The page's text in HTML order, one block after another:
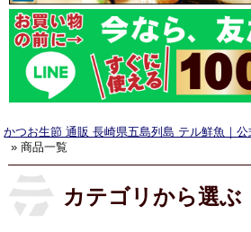
かつお生節 通販 長崎県五島列島 テル鮮魚｜
» 商品一覧
カテゴリから選ぶ